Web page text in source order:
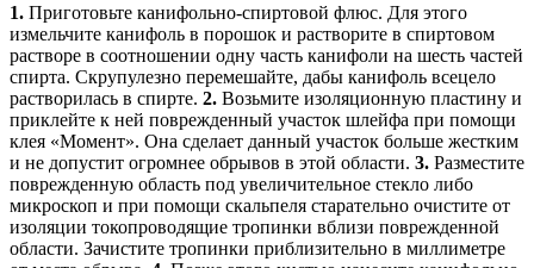
1. Приготовьте канифольно-спиртовой флюс. Для этого
измельчите канифоль в порошок и растворите в спиртовом
растворе в соотношении одну часть канифоли на шесть частей
спирта. Скрупулезно перемешайте, дабы канифоль всецело
растворилась в спирте. 2. Возьмите изоляционную пластину и
приклейте к ней поврежденный участок шлейфа при помощи
клея «Момент». Она сделает данный участок больше жестким
и не допустит огромнее обрывов в этой области. 3. Разместите
поврежденную область под увеличительное стекло либо
микроскоп и при помощи скальпеля старательно очистите от
изоляции токопроводящие тропинки вблизи поврежденной
области. Зачистите тропинки приблизительно в миллиметре